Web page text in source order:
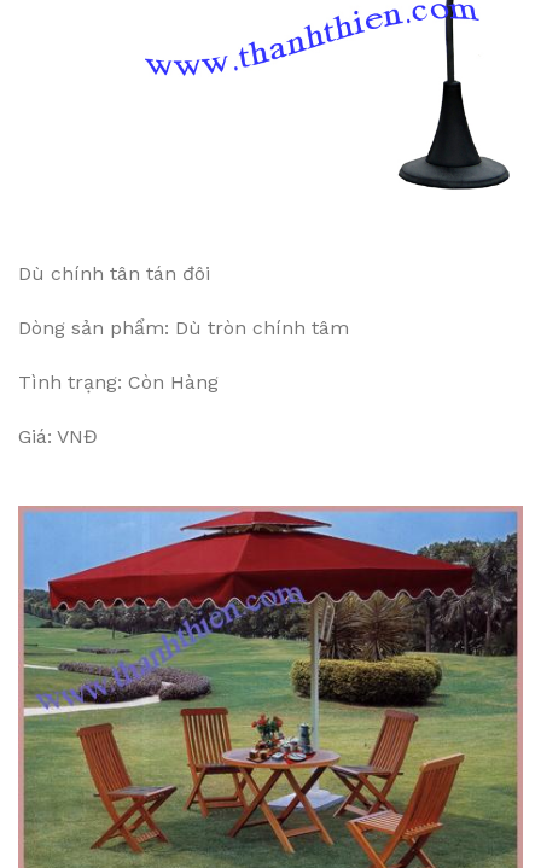
Dù chính tân tán đôi
Dòng sản phẩm: Dù tròn chính tâm
Tình trạng: Còn Hàng
Giá: VNĐ